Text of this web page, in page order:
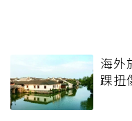
海外
踝扭